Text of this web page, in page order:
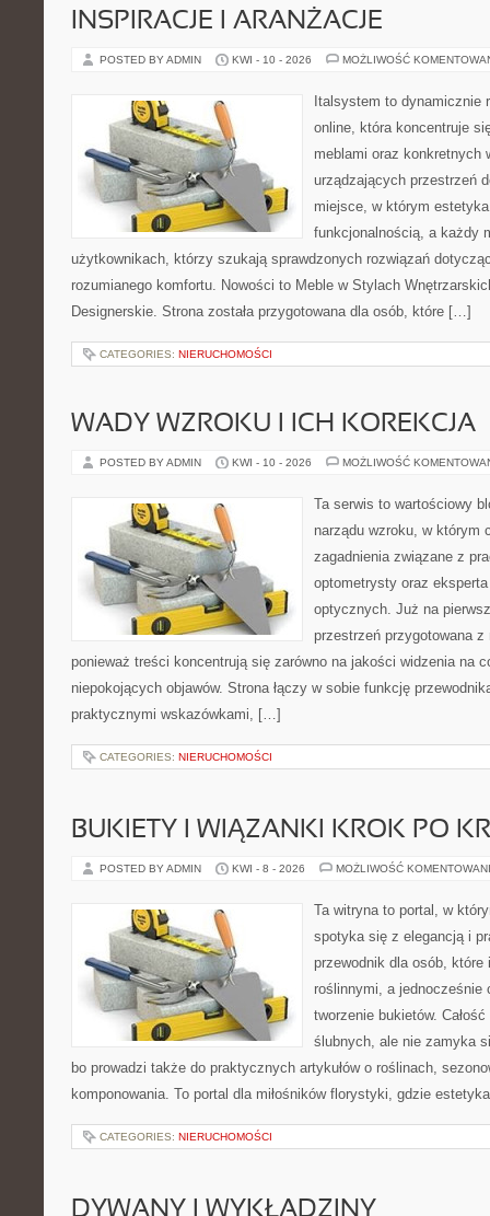
INSPIRACJE I ARANŻACJE
POSTED BY ADMIN KWI - 10 - 2026 MOŻLIWOŚĆ
Italsystem to dynamicznie
online, która koncentruje
meblami oraz konkretnych
urządzających przestrzeń
miejsce, w którym
funkcjonalnością, a każdy
użytkownikach, którzy szukają sprawdzonych rozwiązań
rozumianego komfortu. Nowości to Meble w Stylach
Designerskie. Strona została przygotowana dla osób, które […]
CATEGORIES: NIERUCHOMOŚCI
WADY WZROKU I ICH KOREKCJA
POSTED BY ADMIN KWI - 10 - 2026 MOŻLIWOŚĆ
Ta serwis to wartościowy
narządu wzroku, w którym
zagadnienia związane z
optometrysty oraz
optycznych. Już na
przestrzeń przygotowana
ponieważ treści koncentrują się zarówno na jakości widzenia na
niepokojących objawów. Strona łączy w sobie funkcję
praktycznymi wskazówkami, […]
CATEGORIES: NIERUCHOMOŚCI
BUKIETY I WIĄZANKI KROK PO
POSTED BY ADMIN KWI - 8 - 2026 MOŻLIWOŚĆ
Ta witryna to portal, w
spotyka się z elegancją i
przewodnik dla osób,
roślinnymi, a jednocześnie
tworzenie bukietów.
ślubnych, ale nie zamyka
bo prowadzi także do praktycznych artykułów o roślinach,
komponowania. To portal dla miłośników florystyki, gdzie
CATEGORIES: NIERUCHOMOŚCI
DYWANY I WYKŁADZINY